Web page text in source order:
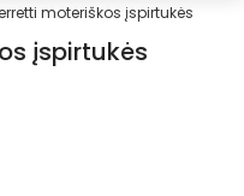
moteriškos įspirtukės
įspirtukės